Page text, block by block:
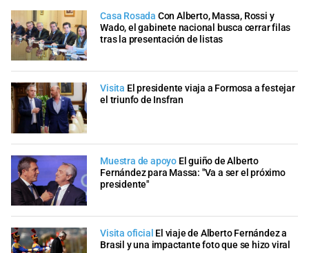
Casa Rosada Con Alberto, Massa, Rossi y
Wado, el gabinete nacional busca cerrar filas
tras la presentación de listas
Visita El presidente viaja a Formosa a festejar
el triunfo de Insfran
Muestra de apoyo El guiño de Alberto
Fernández para Massa: "Va a ser el próximo
presidente"
Visita oficial El viaje de Alberto Fernández a
Brasil y una impactante foto que se hizo viral